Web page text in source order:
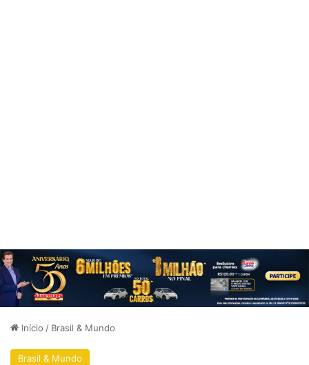
Início / Brasil & Mundo
Brasil & Mundo